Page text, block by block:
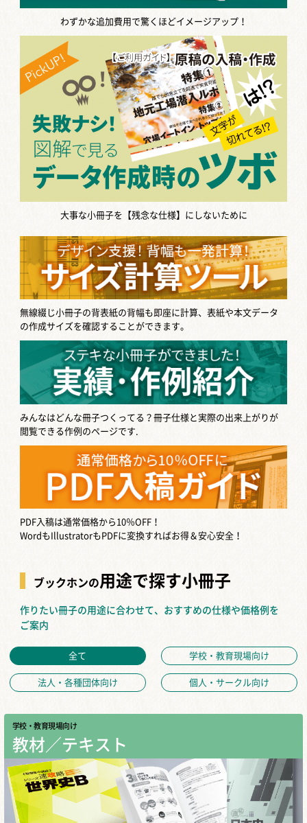
わずかな追加費用で驚くほどイメージアップ！
大事な小冊子を【残念な仕様】にしないために
無線綴じ小冊子の背表紙の背幅も即座に計算、表紙や本文データ
の作成サイズを確認することができます。
みんなはどんな冊子つくってる？冊子仕様と実際の出来上がりが
閲覧できる作例のページです.
PDF入稿は通常価格から10％OFF！
WordもIllustratorもPDFに変換すればお得＆安心安全！
ブックホンの用途で探す小冊子
作りたい冊子の用途に合わせて、おすすめの仕様や価格例を
ご案内
全て 学校・教育現場向け
法人・各種団体向け 個人・サークル向け
学校・教育現場向け
教材／テキスト